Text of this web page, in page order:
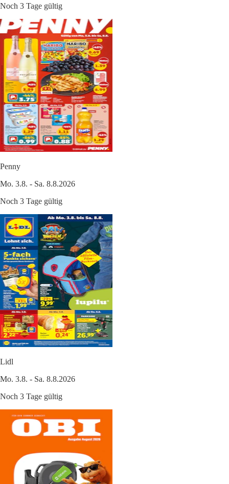
Noch 3 Tage gültig
Penny
Mo. 3.8. - Sa. 8.8.2026
Noch 3 Tage gültig
Lidl
Mo. 3.8. - Sa. 8.8.2026
Noch 3 Tage gültig